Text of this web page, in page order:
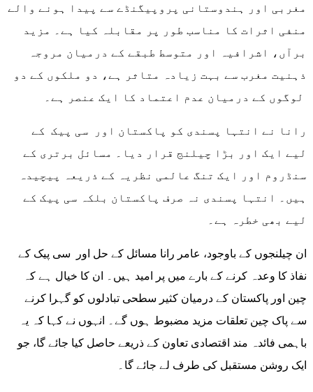
مغربی اور ہندوستانی پروپیگنڈے سے پیدا ہونے والے
منفی اثرات کا مناسب طور پر مقابلہ کیا ہے۔ مزید
برآں، اشرافیہ اور متوسط طبقے کے درمیان مروجہ
ذہنیت مغرب سے بہت زیادہ متاثر ہے، دو ملکوں کے دو
لیے ایک اور بڑا چیلنج قرار دیا۔ مسائل برتری کے
سنڈروم اور ایک تنگ عالمی نظریہ کے ذریعہ پیچیدہ
ہیں۔ انتہا پسندی نہ صرف پاکستان بلکہ سی پیک کے
لیے بھی خطرہ ہے۔
ان چیلنجوں کے باوجود، عامر رانا مسائل کے حل اور سی پیک کے
نفاذ کا وعدہ کرنے کے بارے میں پر امید ہیں۔ ان کا خیال ہے کہ
چین اور پاکستان کے درمیان کثیر سطحی تبادلوں کو گہرا کرنے
سے پاک چین تعلقات مزید مضبوط ہوں گے۔ انہوں نے کہا کہ یہ
باہمی فائدہ مند اقتصادی تعاون کے ذریعے حاصل کیا جائے گا، جو
ایک روشن مستقبل کی طرف لے جائے گا۔